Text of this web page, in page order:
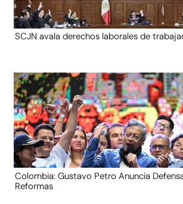
SCJN avala derechos laborales de
Colombia: Gustavo Petro Anuncia
Reformas